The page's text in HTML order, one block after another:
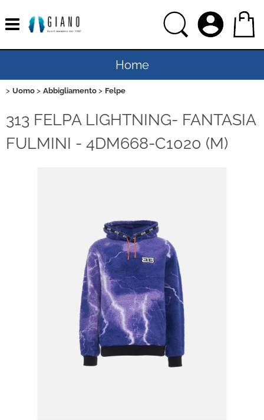
Home
Uomo
Donna
Sport
Ciclismo
Brand
Contatti
Uomo Abbigliamento Felpe
313 FELPA LIGHTNING- FANTASIA
FULMINI - 4DM668-C1020 (M)